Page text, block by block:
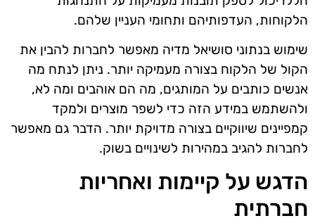
הלקוחות, העדפותיהם ותחומי העניין שלהם.
שימוש בנתוני סושיאל מדיה מאפשר לחברות להבין את
הקול של הלקוח בצורה מעמיקה יותר. ניתן לנתח מה
אנשים כותבים על המותגים, מה הם אוהבים ומה לא,
ולהשתמש במידע הזה כדי לשפר מוצרים ולמקד
קמפיינים שיווקיים בצורה מדויקת יותר. הדבר גם מאפשר
לחברות להגיב במהירות לשינויים בשוק.
הדגש על קיימות ואחריות
חברתית